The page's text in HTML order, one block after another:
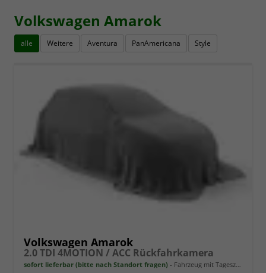
Volkswagen Amarok
alle Weitere Aventura PanAmericana Style
Volkswagen Amarok
2.0 TDI 4MOTION / ACC Rückfahrkamera
sofort lieferbar (bitte nach Standort fragen) Fahrzeug mit Tageszulassung